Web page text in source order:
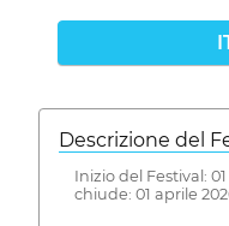
Descrizione del
Inizio del Festival:
chiude: 01 aprile